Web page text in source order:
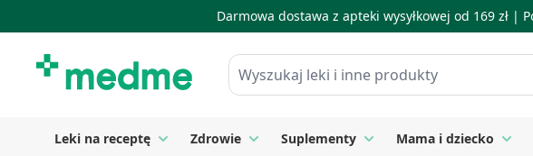
Darmowa dostawa z apteki wysyłkowej od 169 zł |
Wyszukaj leki i inne produkty
Leki na receptę Toggle submenu for Leki na receptę
Zdrowie Toggle submenu for Zdrowie
Suplementy Toggle submenu for
Mama i dziecko